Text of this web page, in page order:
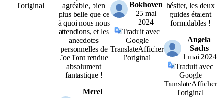
l'original
agréable, bien
plus belle que ce
à quoi nous nous
attendions, et les
anecdotes
personnelles de
Joe l'ont rendue
absolument
fantastique !
Merel
Bokhoven
25 mai
2024
Traduit avec
Google
TranslateAfficher
l'original
hésiter, les deux
guides étaient
formidables !
Angela
Sachs
1 mai 2024
Traduit avec
Google
TranslateAfficher
l'original